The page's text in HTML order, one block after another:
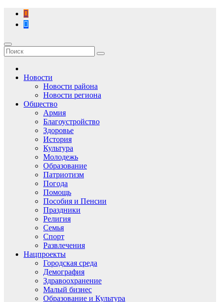
Перейти
содержимому
Новости
Новости района
Новости региона
Общество
Армия
Благоустройство
Здоровье
История
Культура
Молодежь
Образование
Патриотизм
Погода
Помощь
Пособия и Пенсии
Праздники
Религия
Семья
Спорт
Развлечения
Нацпроекты
Городская среда
Демография
Здравоохранение
Малый бизнес
Образование и Культура